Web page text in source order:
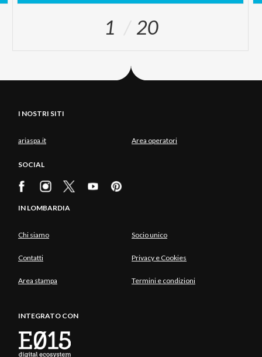
1 20
I NOSTRI SITI
ariaspa.it Area operatori
SOCIAL
IN LOMBARDIA
Chi siamo Socio unico
Contatti Privacy e Cookies
Area stampa Termini e condizioni
INTEGRATO CON